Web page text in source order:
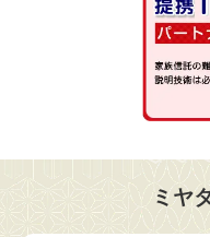
ミヤ